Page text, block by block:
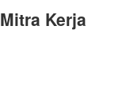
Mitra Kerja